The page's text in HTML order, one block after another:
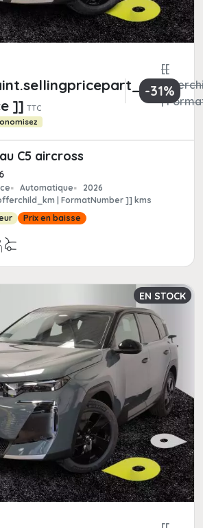
]] TTC
[[
|
-31%
C5 aircross
Automatique
2026
| FormatNumber ]] kms
Prix en baisse
EN STOCK